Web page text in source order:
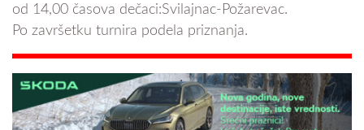
od 14,00 časova dečaci:Svilajnac-Požarevac.
Po završetku turnira podela priznanja.